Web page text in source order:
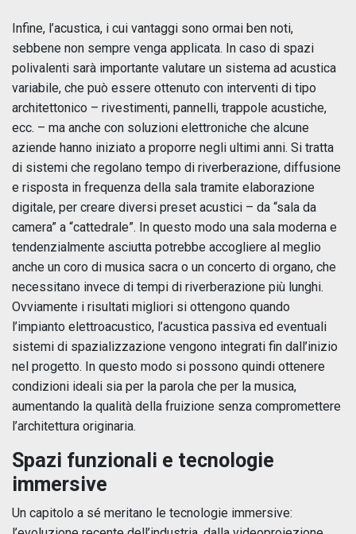
Infine, l’acustica, i cui vantaggi sono ormai ben noti,
sebbene non sempre venga applicata. In caso di spazi
polivalenti sarà importante valutare un sistema ad acustica
variabile, che può essere ottenuto con interventi di tipo
architettonico – rivestimenti, pannelli, trappole acustiche,
ecc. – ma anche con soluzioni elettroniche che alcune
aziende hanno iniziato a proporre negli ultimi anni. Si tratta
di sistemi che regolano tempo di riverberazione, diffusione
e risposta in frequenza della sala tramite elaborazione
digitale, per creare diversi preset acustici – da “sala da
camera” a “cattedrale”. In questo modo una sala moderna e
tendenzialmente asciutta potrebbe accogliere al meglio
anche un coro di musica sacra o un concerto di organo, che
necessitano invece di tempi di riverberazione più lunghi.
Ovviamente i risultati migliori si ottengono quando
l’impianto elettroacustico, l’acustica passiva ed eventuali
sistemi di spazializzazione vengono integrati fin dall’inizio
nel progetto. In questo modo si possono quindi ottenere
condizioni ideali sia per la parola che per la musica,
aumentando la qualità della fruizione senza compromettere
l’architettura originaria.
Spazi funzionali e tecnologie
immersive
Un capitolo a sé meritano le tecnologie immersive: